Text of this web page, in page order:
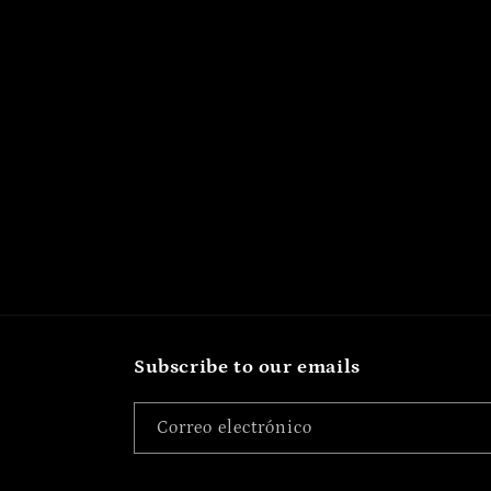
Subscribe to our emails
Correo electrónico